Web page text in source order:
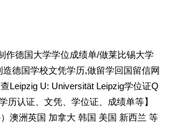
作德国大学学位成绩单/做莱比锡大学
德国学校文凭学历,做留学回国留信网
Leipzig U: Universität Leipzig学位证Q
历认证、文凭、学位证、成绩单等】
澳洲英国 加拿大 韩国 美国 新西兰 等